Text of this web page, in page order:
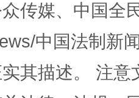
传媒、中国全
中国法制新
其描述。 注